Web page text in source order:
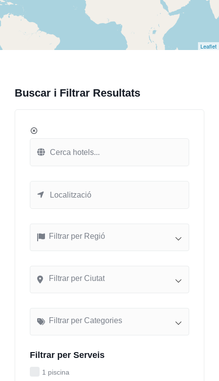
Leaflet
Buscar i Filtrar Resultats
Filtrar per Regió
Filtrar per Ciutat
Filtrar per Categories
Filtrar per Serveis
1 piscina